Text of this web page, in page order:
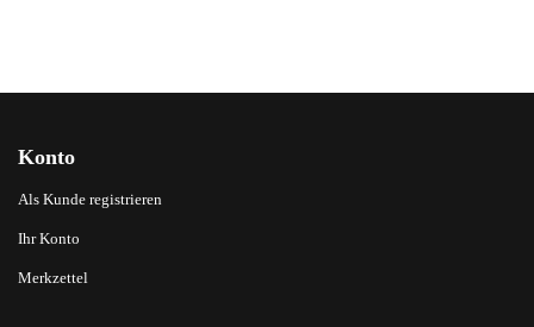
Konto
Als Kunde registrieren
Ihr Konto
Merkzettel